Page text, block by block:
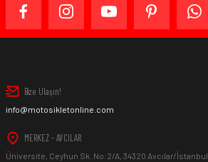
Bize Ulaşın!
info@motosikletonline.com
MERKEZ - AVCILAR
Üniversite, Ceyhun Sk. No:2/A, 34320 Avcılar/İstanbul